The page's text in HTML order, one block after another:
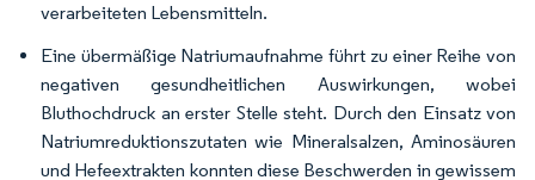
verarbeiteten Lebensmitteln.
Eine übermäßige Natriumaufnahme führt zu einer Reihe von
negativen gesundheitlichen Auswirkungen, wobei
Bluthochdruck an erster Stelle steht. Durch den Einsatz von
Natriumreduktionszutaten wie Mineralsalzen, Aminosäuren
und Hefeextrakten konnten diese Beschwerden in gewissem